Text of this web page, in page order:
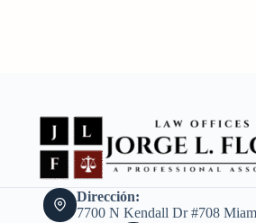
Dirección:
7700 N Kendall Dr #708